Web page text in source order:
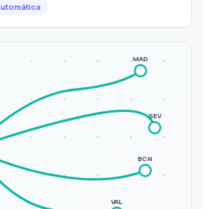
MAD
BCN
VAL
SEV